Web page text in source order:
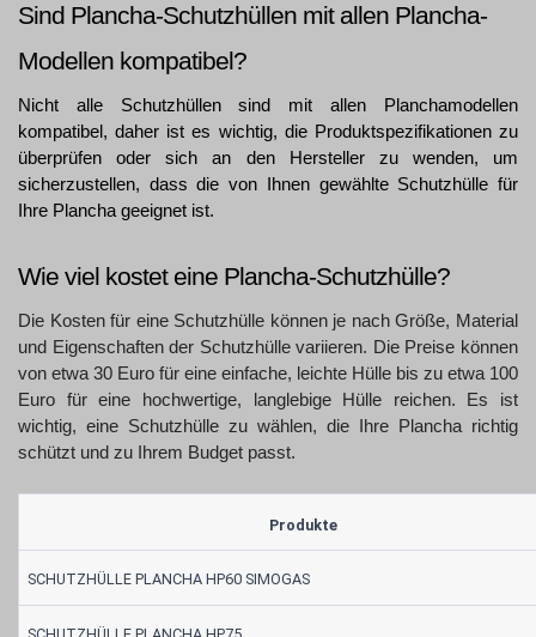
Sind Plancha-Schutzhüllen mit allen Plancha-
Modellen kompatibel?
Nicht alle Schutzhüllen sind mit allen Planchamodellen
kompatibel, daher ist es wichtig, die Produktspezifikationen zu
überprüfen oder sich an den Hersteller zu wenden, um
sicherzustellen, dass die von Ihnen gewählte Schutzhülle für
Ihre Plancha geeignet ist.
Wie viel kostet eine Plancha-Schutzhülle?
Die Kosten für eine Schutzhülle können je nach Größe, Material
und Eigenschaften der Schutzhülle variieren. Die Preise können
von etwa 30 Euro für eine einfache, leichte Hülle bis zu etwa 100
Euro für eine hochwertige, langlebige Hülle reichen. Es ist
wichtig, eine Schutzhülle zu wählen, die Ihre Plancha richtig
schützt und zu Ihrem Budget passt.
Produkte
SCHUTZHÜLLE PLANCHA HP60 SIMOGAS